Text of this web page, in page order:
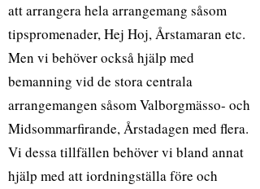
att arrangera hela arrangemang såsom
tipspromenader, Hej Hoj, Årstamaran etc.
Men vi behöver också hjälp med
bemanning vid de stora centrala
arrangemangen såsom Valborgmässo- och
Midsommarfirande, Årstadagen med flera.
Vi dessa tillfällen behöver vi bland annat
hjälp med att iordningställa före och